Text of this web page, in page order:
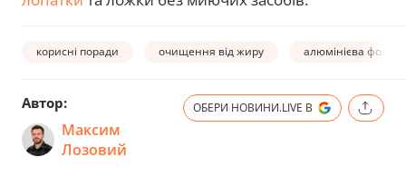
корисні поради очищення від жиру алюмінієва фольга
Автор:
Максим
Лозовий
ОБЕРИ НОВИНИ.LIVE В